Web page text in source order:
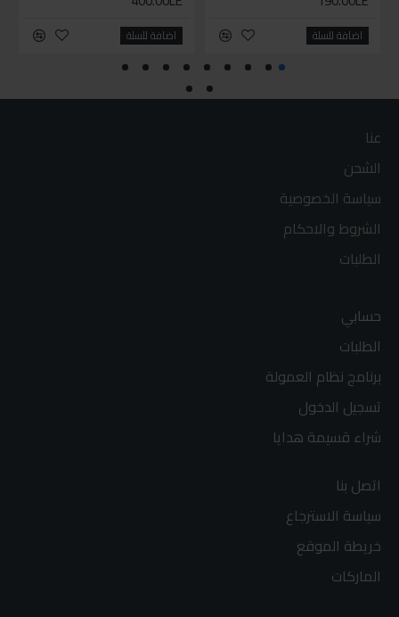
اضافة للسلة اضافة للسلة
عنا
الشحن
سياسة الخصوصية
الشروط والاحكام
الطلبات
حسابي
الطلبات
برنامج نظام العمولة
تسجيل الدخول
شراء قسيمة هدايا
اتصل بنا
سياسة الاسترجاع
خريطة الموقع
الماركات